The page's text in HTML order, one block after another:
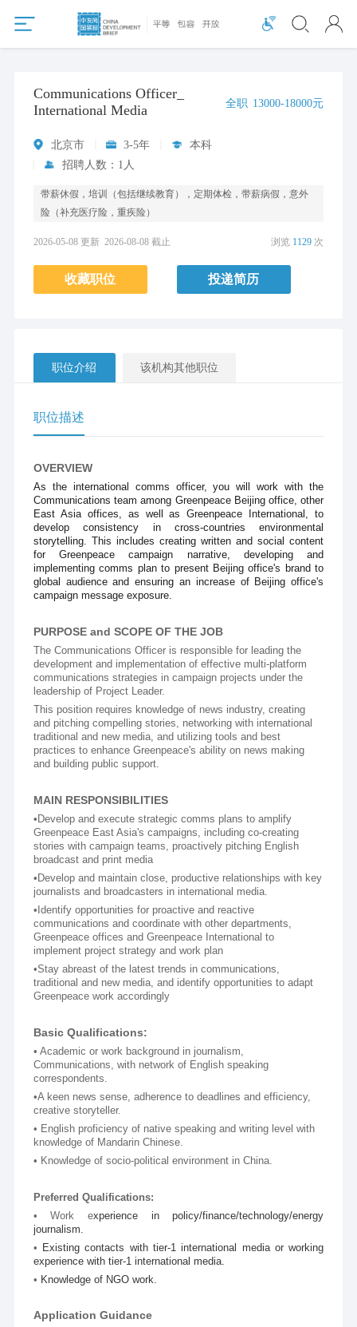
Communications Officer_
International Media
全职 13000-18000元
北京市 3-5年
本科
招聘人数：1人
带薪休假，培训（包括继续教育），定期体检，带薪病假，意外
险（补充医疗险，重疾险）
2026-05-08 更新 2026-08-08 截止 浏览 1129 次
收藏职位 投递简历
职位介绍 该机构其他职位
职位描述
OVERVIEW
As the international comms officer, you will work with the
Communications team among Greenpeace Beijing office, other
East Asia offices, as well as Greenpeace International, to
develop consistency in cross-countries environmental
storytelling. This includes creating written and social content
for Greenpeace campaign narrative, developing and
implementing comms plan to present Beijing office's brand to
global audience and ensuring an increase of Beijing office's
campaign message exposure.
PURPOSE and SCOPE OF THE JOB
The Communications Officer is responsible for leading the
development and implementation of effective multi-platform
communications strategies in campaign projects under the
leadership of Project Leader.
This position requires knowledge of news industry, creating
and pitching compelling stories, networking with international
traditional and new media, and utilizing tools and best
practices to enhance Greenpeace's ability on news making
and building public support.
MAIN RESPONSIBILITIES
•Develop and execute strategic comms plans to amplify
Greenpeace East Asia's campaigns, including co-creating
stories with campaign teams, proactively pitching English
broadcast and print media
•Develop and maintain close, productive relationships with key
journalists and broadcasters in international media.
•Identify opportunities for proactive and reactive
communications and coordinate with other departments,
Greenpeace offices and Greenpeace International to
implement project strategy and work plan
•Stay abreast of the latest trends in communications,
traditional and new media, and identify opportunities to adapt
Greenpeace work accordingly
Basic Qualifications:
• Academic or work background in journalism,
Communications, with network of English speaking
correspondents.
•A keen news sense, adherence to deadlines and efficiency,
creative storyteller.
• English proficiency of native speaking and writing level with
knowledge of Mandarin Chinese.
• Knowledge of socio-political environment in China.
Preferred Qualifications:
• Work experience in policy/finance/technology/energy
journalism.
• Existing contacts with tier-1 international media or working
experience with tier-1 international media.
• Knowledge of NGO work.
Application Guidance